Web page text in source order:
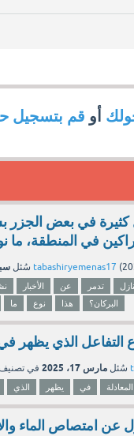
أو قم بتسجيل
في بعض الجزر
في المنطقة، ما
سُئل tabashiryemenas17 (
الأخبار عن تدمر
ما نوع هذا البركان؟
التفاعل الذي يظهر في
سُئل مارس 17، 2025 في
الذي يظهر في المعادلة
عن امتصاص الماء